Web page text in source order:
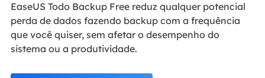
EaseUS Todo Backup Free reduz qualquer potencial
perda de dados fazendo backup com a frequência
que você quiser, sem afetar o desempenho do
sistema ou a produtividade.